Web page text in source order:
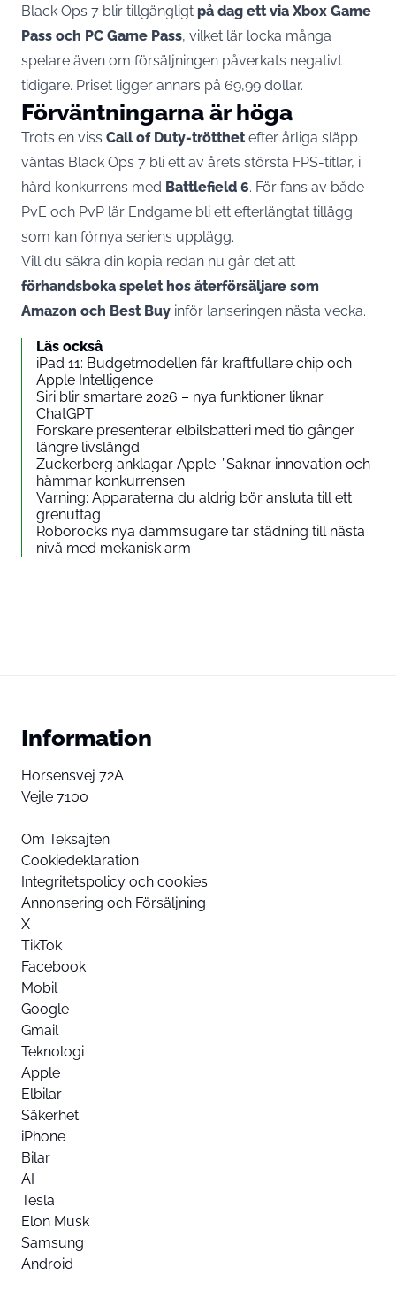
Black Ops 7 blir tillgängligt på dag ett via Xbox Game
Pass och PC Game Pass, vilket lär locka många
spelare även om försäljningen påverkats negativt
tidigare. Priset ligger annars på 69,99 dollar.
Förväntningarna är höga
Trots en viss Call of Duty-trötthet efter årliga släpp
väntas Black Ops 7 bli ett av årets största FPS-titlar, i
hård konkurrens med Battlefield 6. För fans av både
PvE och PvP lär Endgame bli ett efterlängtat tillägg
som kan förnya seriens upplägg.
Vill du säkra din kopia redan nu går det att
förhandsboka spelet hos återförsäljare som
Amazon och Best Buy inför lanseringen nästa vecka.
Läs också
iPad 11: Budgetmodellen får kraftfullare chip och
Apple Intelligence
Siri blir smartare 2026 – nya funktioner liknar
ChatGPT
Forskare presenterar elbilsbatteri med tio gånger
längre livslängd
Zuckerberg anklagar Apple: ”Saknar innovation och
hämmar konkurrensen
Varning: Apparaterna du aldrig bör ansluta till ett
grenuttag
Roborocks nya dammsugare tar städning till nästa
nivå med mekanisk arm
Information
Horsensvej 72A
Vejle 7100
Om Teksajten
Cookiedeklaration
Integritetspolicy och cookies
Annonsering och Försäljning
X
TikTok
Facebook
Mobil
Google
Gmail
Teknologi
Apple
Elbilar
Säkerhet
iPhone
Bilar
AI
Tesla
Elon Musk
Samsung
Android